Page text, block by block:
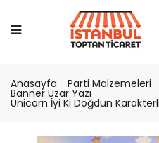
Anasayfa Parti Malzemeleri
Banner Uzar Yazı
Unicorn İyi Ki Doğdun Karakterli